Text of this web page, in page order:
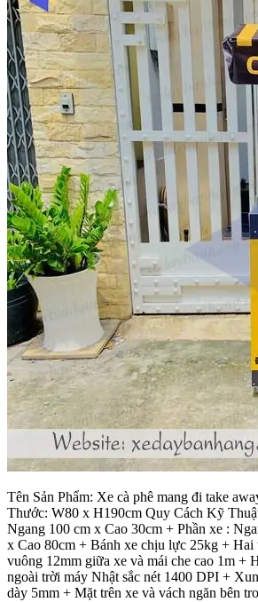
Tên Sản Phẩm: Xe cà phê mang đi take
Thước: W80 x H190cm Quy Cách Kỹ
Ngang 100 cm x Cao 30cm + Phần xe :
x Cao 80cm + Bánh xe chịu lực 25kg + Hai
vuông 12mm giữa xe và mái che cao 1m +
ngoài trời máy Nhật sắc nét 1400 DPI +
dày 5mm + Mặt trên xe và vách ngăn bên